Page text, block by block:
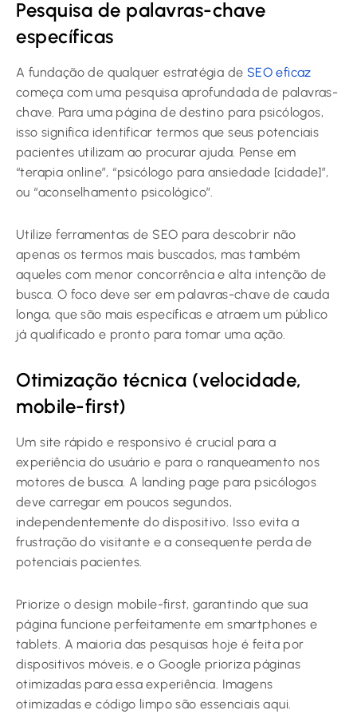
Pesquisa de palavras-chave
específicas
A fundação de qualquer estratégia de SEO eficaz
começa com uma pesquisa aprofundada de palavras-
chave. Para uma página de destino para psicólogos,
isso significa identificar termos que seus potenciais
pacientes utilizam ao procurar ajuda. Pense em
“terapia online”, “psicólogo para ansiedade [cidade]”,
ou “aconselhamento psicológico”.
Utilize ferramentas de SEO para descobrir não
apenas os termos mais buscados, mas também
aqueles com menor concorrência e alta intenção de
busca. O foco deve ser em palavras-chave de cauda
longa, que são mais específicas e atraem um público
já qualificado e pronto para tomar uma ação.
Otimização técnica (velocidade,
mobile-first)
Um site rápido e responsivo é crucial para a
experiência do usuário e para o ranqueamento nos
motores de busca. A landing page para psicólogos
deve carregar em poucos segundos,
independentemente do dispositivo. Isso evita a
frustração do visitante e a consequente perda de
potenciais pacientes.
Priorize o design mobile-first, garantindo que sua
página funcione perfeitamente em smartphones e
tablets. A maioria das pesquisas hoje é feita por
dispositivos móveis, e o Google prioriza páginas
otimizadas para essa experiência. Imagens
otimizadas e código limpo são essenciais aqui.